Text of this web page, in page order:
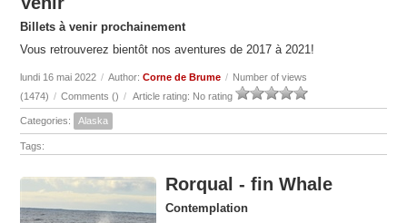
Billets à venir prochainement
Vous retrouverez bientôt nos aventures de 2017 à 2021!
lundi 16 mai 2022 / Author:Corne de Brume / Number of views
(1474) / Comments () / Article rating: No rating
Categories: Alaska
Tags:
Rorqual - fin Whale
Contemplation